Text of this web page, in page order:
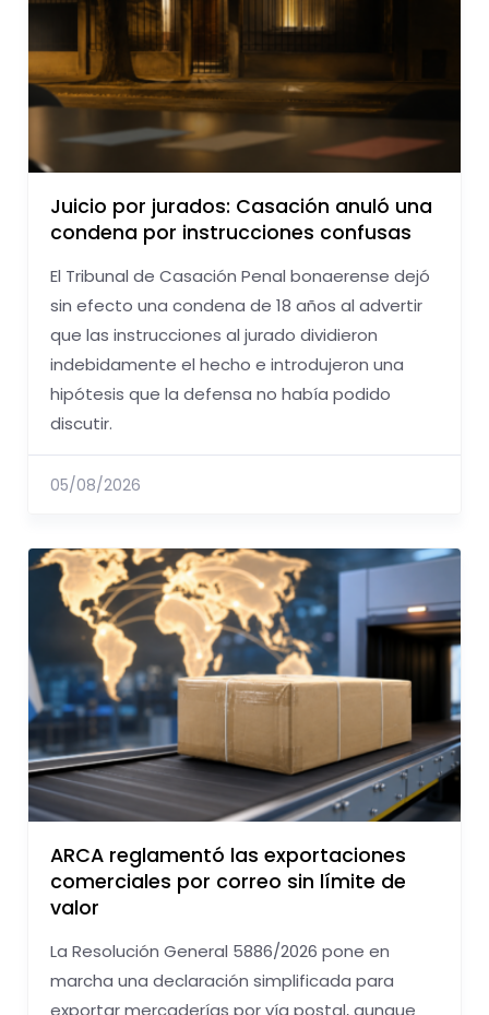
Juicio por jurados: Casación anuló una
condena por instrucciones confusas
El Tribunal de Casación Penal bonaerense dejó
sin efecto una condena de 18 años al advertir
que las instrucciones al jurado dividieron
indebidamente el hecho e introdujeron una
hipótesis que la defensa no había podido
discutir.
05/08/2026
ARCA reglamentó las exportaciones
comerciales por correo sin límite de
valor
La Resolución General 5886/2026 pone en
marcha una declaración simplificada para